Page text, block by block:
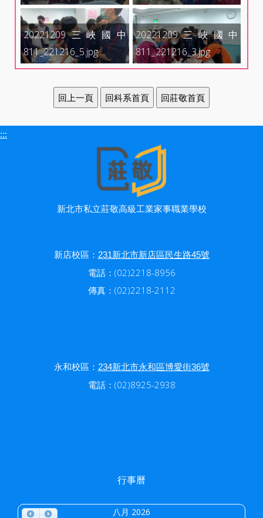
20221209三峽國中
811_221216_5.jpg
20221209三峽國中
811_221216_3.jpg
:::
新北市私立莊敬高級工業家事職業學校
新店校區： 231新北市新店區民生路45號
電話：(02)2218-8956
傳真：(02)2218-2112
永和校區： 234新北市永和區博愛街36號
電話：(02)8925-2938
行事曆
八月 2026